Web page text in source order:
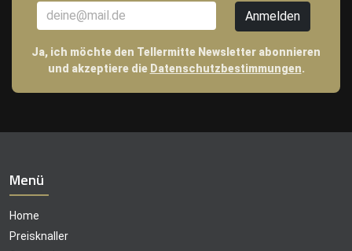
Ja, ich möchte den Tellermitte Newsletter abonnieren
und akzeptiere die Datenschutzbestimmungen.
Menü
Home
Preisknaller